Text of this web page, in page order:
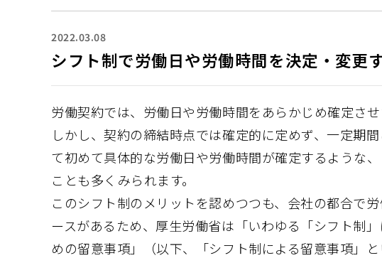
2022.03.08
シフト制で労働日や労働時間を決定・変更
労働契約では、労働日や労働時間をあらかじめ確定さ
しかし、契約の締結時点では確定的に定めず、一定期
て初めて具体的な労働日や労働時間が確定するような
ことも多くみられます。
このシフト制のメリットを認めつつも、会社の都合で
ースがあるため、厚生労働省は「いわゆる「シフト制
めの留意事項」（以下、「シフト制による留意事項」